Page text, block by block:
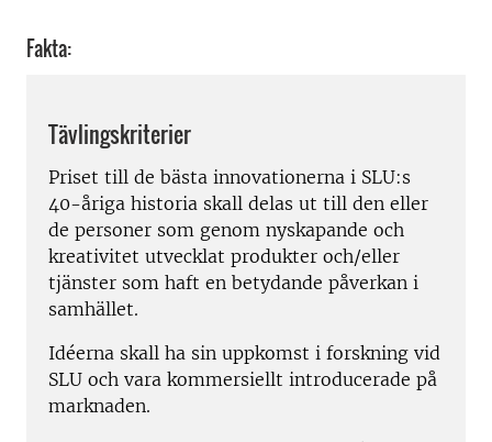
Fakta:
Tävlingskriterier
Priset till de bästa innovationerna i SLU:s
40-åriga historia skall delas ut till den eller
de personer som genom nyskapande och
kreativitet utvecklat produkter och/eller
tjänster som haft en betydande påverkan i
samhället.
Idéerna skall ha sin uppkomst i forskning vid
SLU och vara kommersiellt introducerade på
marknaden.